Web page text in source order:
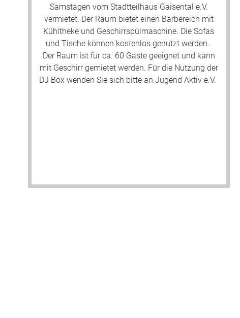
Samstagen vom Stadtteilhaus Gaisental e.V.
vermietet. Der Raum bietet einen Barbereich mit
Kühltheke und Geschirrspülmaschine. Die Sofas
und Tische können kostenlos genutzt werden.
Der Raum ist für ca. 60 Gäste geeignet und kann
mit Geschirr gemietet werden. Für die Nutzung der
DJ Box wenden Sie sich bitte an Jugend Aktiv e.V.